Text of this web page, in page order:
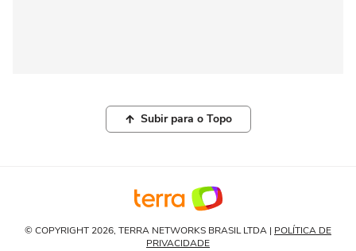
Subir para o Topo
© COPYRIGHT 2026, TERRA NETWORKS BRASIL LTDA | POLÍTICA DE
PRIVACIDADE